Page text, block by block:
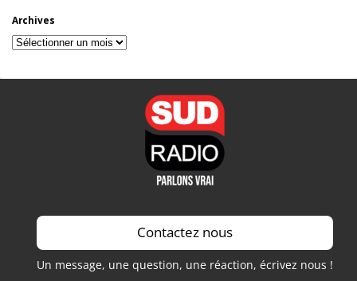
Archives
Archives
Contactez nous
Un message, une question, une réaction, écrivez nous !